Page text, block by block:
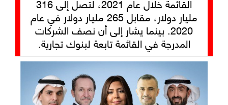
مليار دولار، مقابل 265 مليار دولار في عام
2020. بينما يشار إلى أن نصف الشركات
المدرجة في القائمة تابعة لبنوك تجارية.